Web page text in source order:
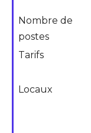
Nombre de
postes
Tarifs
Locaux